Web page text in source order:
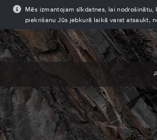
Mēs izmantojam sīkdatnes, lai
piekrišanu Jūs jebkurā laikā varat atsaukt,